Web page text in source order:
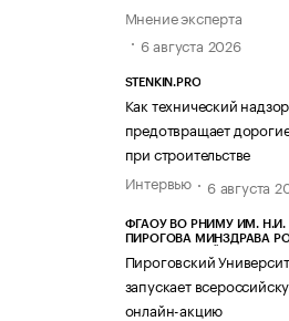
Мнение эксперта
6 августа 2026
STENKIN.PRO
Как технический надзор
предотвращает
при строительстве
Интервью
6 августа
ФГАОУ ВО РНИМУ ИМ. Н.И.
ПИРОГОВА МИНЗДРАВА
Пироговский
запускает
онлайн-акцию